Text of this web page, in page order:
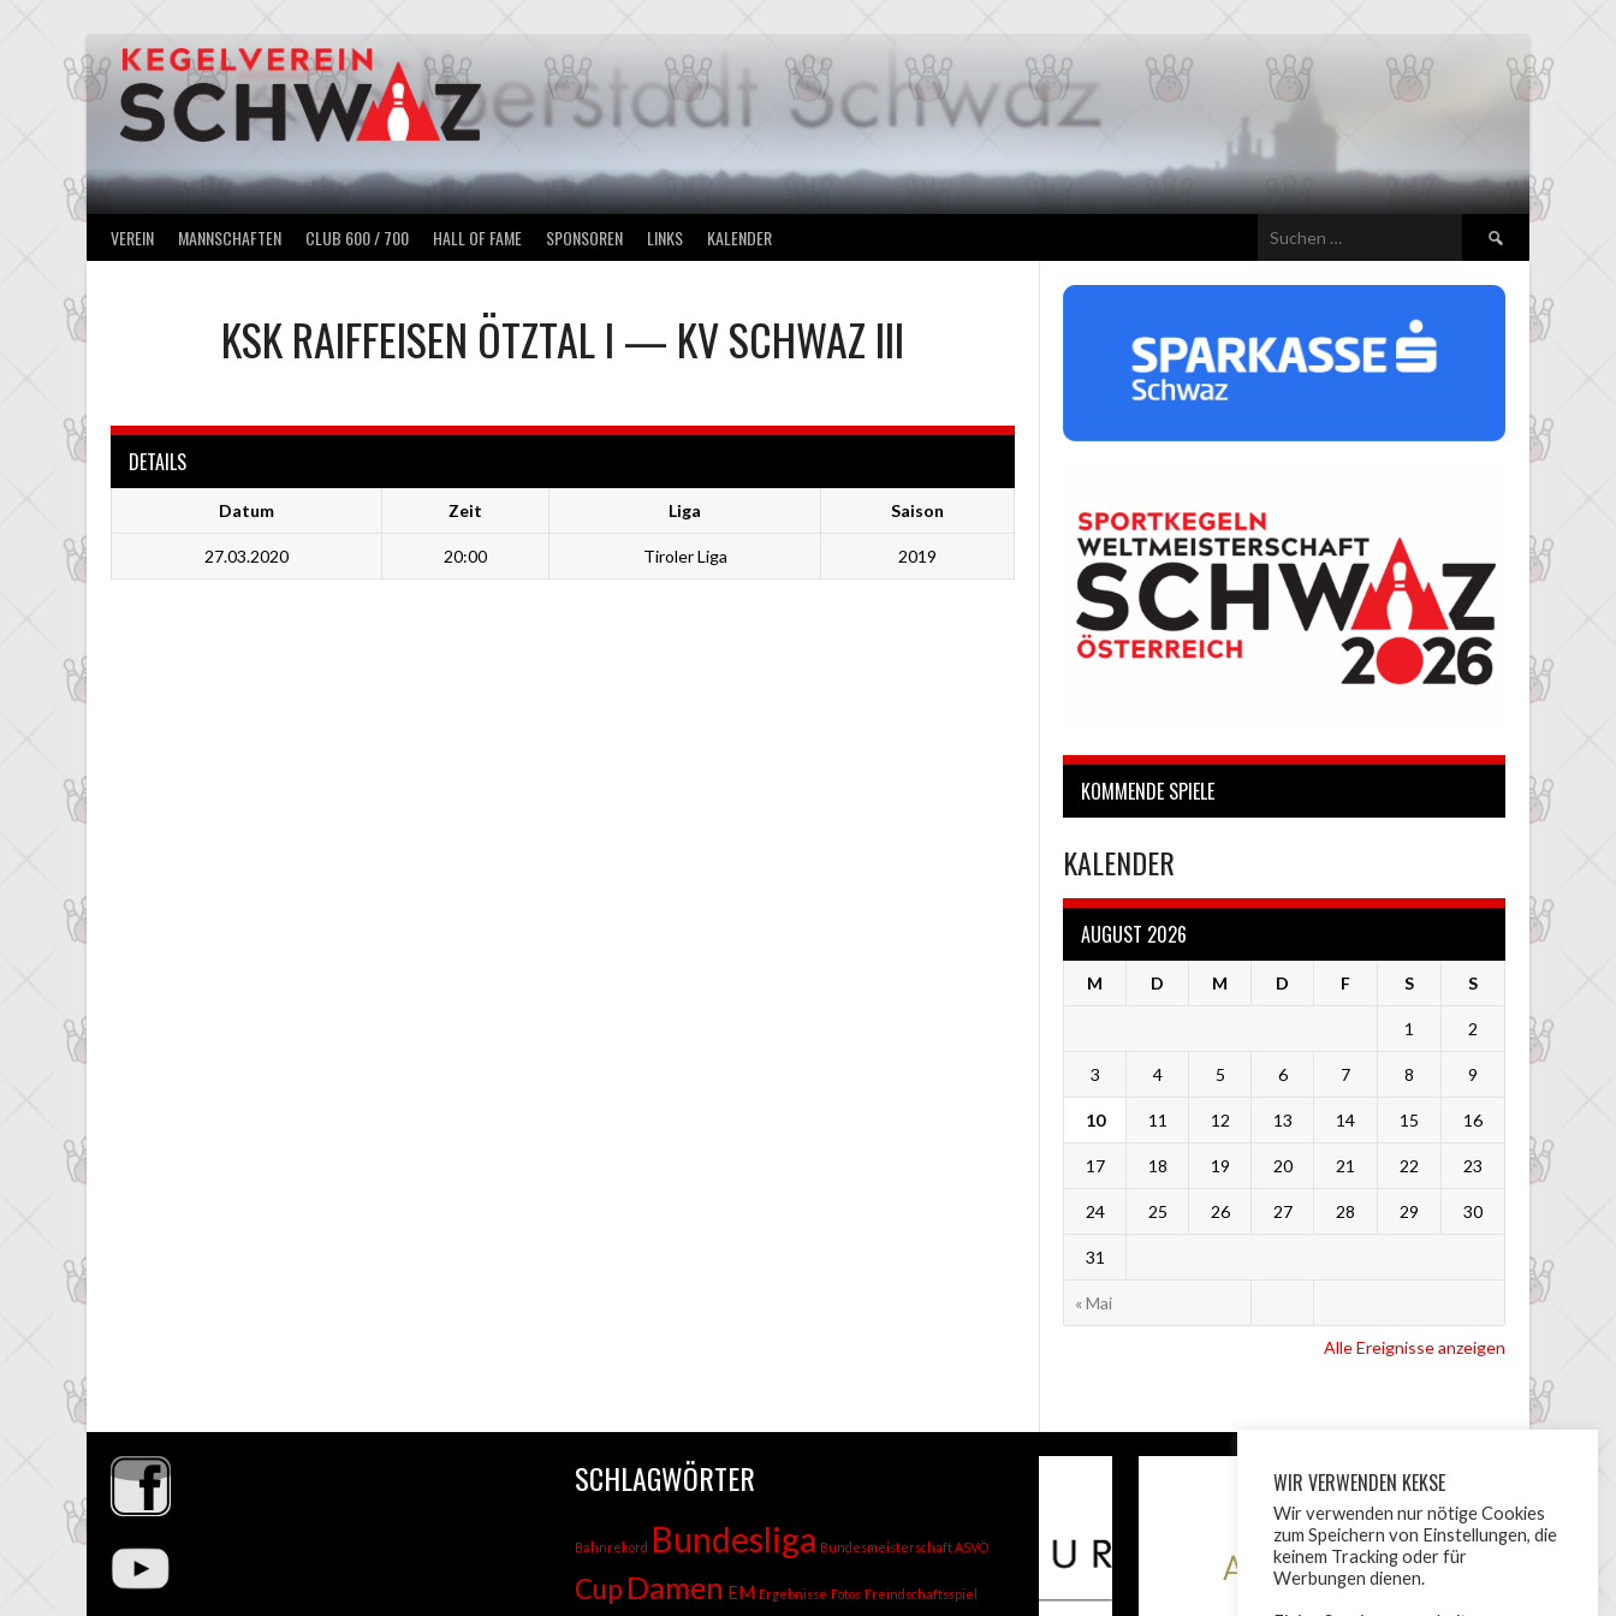
VEREIN MANNSCHAFTEN CLUB 600 / 700 HALL OF FAME SPONSOREN LINKS KALENDER
Suchen
nach:
KSK RAIFFEISEN ÖTZTAL I — KV SCHWAZ III
DETAILS
Datum Zeit Liga Saison
27.03.2020 20:00 Tiroler Liga 2019
KOMMENDE SPIELE
KALENDER
AUGUST 2026
M D M D F S S
« Mai
1 2
3 4 5 6 7 8 9
10 11 12 13 14 15 16
17 18 19 20 21 22 23
24 25 26 27 28 29 30
31
Alle Ereignisse anzeigen
SCHLAGWÖRTER
Bahnrekord Bundesliga Bundesmeisterschaft ASVÖ
Cup Damen EM Ergebnisse Fotos Freindschaftsspiel
WIR VERWENDEN KEKSE
Wir verwenden nur nötige Cookies
zum Speichern von Einstellungen, die
keinem Tracking oder für
Werbungen dienen.